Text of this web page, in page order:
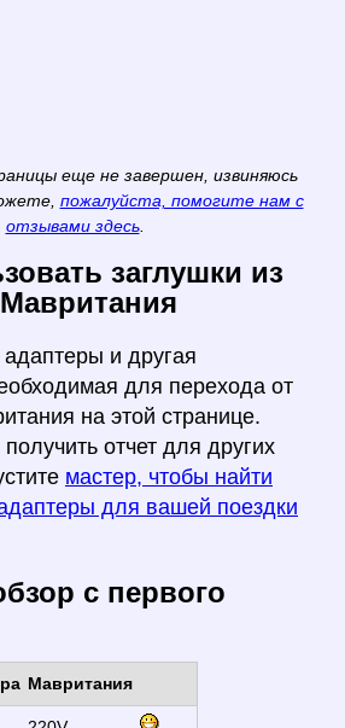
еще не завершен, извиняюсь
пожалуйста, помогите нам с
отзывами здесь.
заглушки из
адаптеры и другая
для перехода от
на этой странице.
отчет для других
мастер, чтобы найти
для вашей поездки
с первого
Мавритания